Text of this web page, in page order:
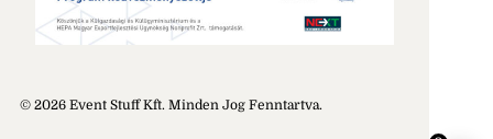
© 2026 Event Stuff Kft. Minden Jog Fenntartva.